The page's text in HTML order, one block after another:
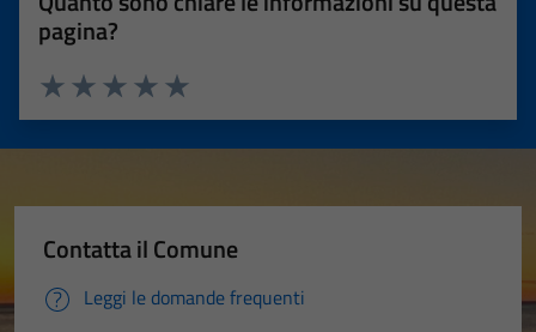
pagina?
Valuta 5 stelle su 5
Valuta 4 stelle su 5
Valuta 3 stelle su 5
Valuta 2 stelle su 5
Valuta 1 stelle su 5
Contatta il Comune
Leggi le domande frequenti